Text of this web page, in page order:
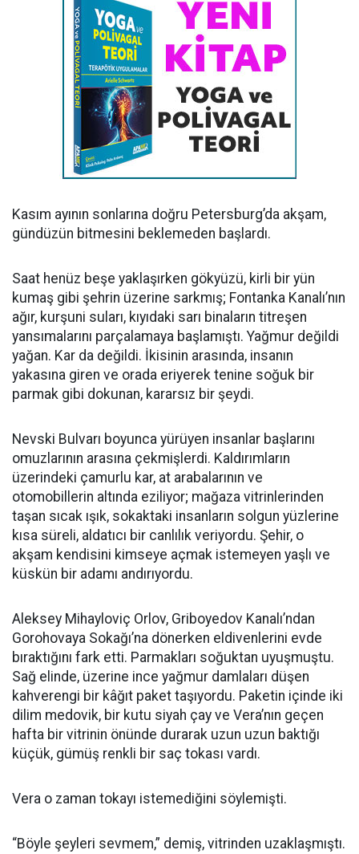
Kasım ayının sonlarına doğru Petersburg’da akşam,
gündüzün bitmesini beklemeden başlardı.
Saat henüz beşe yaklaşırken gökyüzü, kirli bir yün
kumaş gibi şehrin üzerine sarkmış; Fontanka Kanalı’nın
ağır, kurşuni suları, kıyıdaki sarı binaların titreşen
yansımalarını parçalamaya başlamıştı. Yağmur değildi
yağan. Kar da değildi. İkisinin arasında, insanın
yakasına giren ve orada eriyerek tenine soğuk bir
parmak gibi dokunan, kararsız bir şeydi.
Nevski Bulvarı boyunca yürüyen insanlar başlarını
omuzlarının arasına çekmişlerdi. Kaldırımların
üzerindeki çamurlu kar, at arabalarının ve
otomobillerin altında eziliyor; mağaza vitrinlerinden
taşan sıcak ışık, sokaktaki insanların solgun yüzlerine
kısa süreli, aldatıcı bir canlılık veriyordu. Şehir, o
akşam kendisini kimseye açmak istemeyen yaşlı ve
küskün bir adamı andırıyordu.
Aleksey Mihayloviç Orlov, Griboyedov Kanalı’ndan
Gorohovaya Sokağı’na dönerken eldivenlerini evde
bıraktığını fark etti. Parmakları soğuktan uyuşmuştu.
Sağ elinde, üzerine ince yağmur damlaları düşen
kahverengi bir kâğıt paket taşıyordu. Paketin içinde iki
dilim medovik, bir kutu siyah çay ve Vera’nın geçen
hafta bir vitrinin önünde durarak uzun uzun baktığı
küçük, gümüş renkli bir saç tokası vardı.
Vera o zaman tokayı istemediğini söylemişti.
“Böyle şeyleri sevmem,” demiş, vitrinden uzaklaşmıştı.